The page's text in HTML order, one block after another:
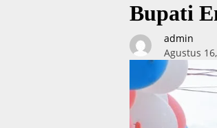
Bupati
admin
Agustus